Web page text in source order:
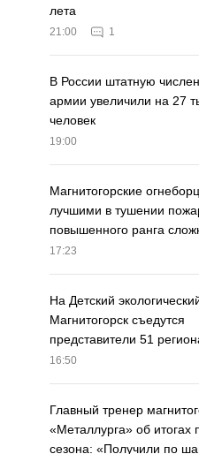
лета
21:00 1
В России штатную
армии увеличили на 27
человек
19:00
Магнитогорские
лучшими в тушении
повышенного ранга
17:23
На Детский
Магнитогорск съедутся
представители 51
16:50
Главный тренер
«Металлурга» об итогах
сезона: «Получили по